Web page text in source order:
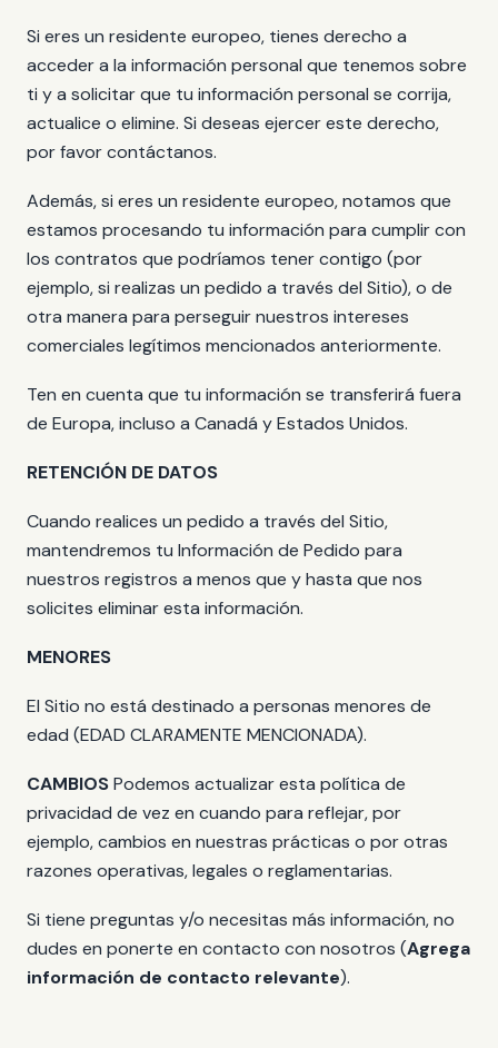
Si eres un residente europeo, tienes derecho a
acceder a la información personal que tenemos sobre
ti y a solicitar que tu información personal se corrija,
actualice o elimine. Si deseas ejercer este derecho,
por favor contáctanos.
Además, si eres un residente europeo, notamos que
estamos procesando tu información para cumplir con
los contratos que podríamos tener contigo (por
ejemplo, si realizas un pedido a través del Sitio), o de
otra manera para perseguir nuestros intereses
comerciales legítimos mencionados anteriormente.
Ten en cuenta que tu información se transferirá fuera
de Europa, incluso a Canadá y Estados Unidos.
RETENCIÓN DE DATOS
Cuando realices un pedido a través del Sitio,
mantendremos tu Información de Pedido para
nuestros registros a menos que y hasta que nos
solicites eliminar esta información.
MENORES
El Sitio no está destinado a personas menores de
edad (EDAD CLARAMENTE MENCIONADA).
CAMBIOSPodemos actualizar esta política de
privacidad de vez en cuando para reflejar, por
ejemplo, cambios en nuestras prácticas o por otras
razones operativas, legales o reglamentarias.
Si tiene preguntas y/o necesitas más información, no
dudes en ponerte en contacto con nosotros (Agrega
información de contacto relevante).